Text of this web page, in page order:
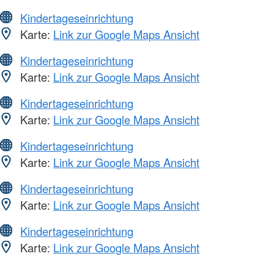
Kindertageseinrichtung
Karte: Link zur Google Maps Ansicht
Kindertageseinrichtung
Karte: Link zur Google Maps Ansicht
Kindertageseinrichtung
Karte: Link zur Google Maps Ansicht
Kindertageseinrichtung
Karte: Link zur Google Maps Ansicht
Kindertageseinrichtung
Karte: Link zur Google Maps Ansicht
Kindertageseinrichtung
Karte: Link zur Google Maps Ansicht